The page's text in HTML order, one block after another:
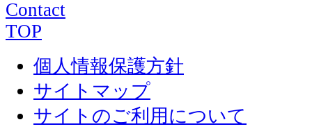
Contact
TOP
個人情報保護方針
サイトマップ
サイトのご利用について